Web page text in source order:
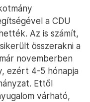
a CDU
Az is számít,
összerakni a
novemberben
ezért 4-5 hónapja
Ettől
várható,